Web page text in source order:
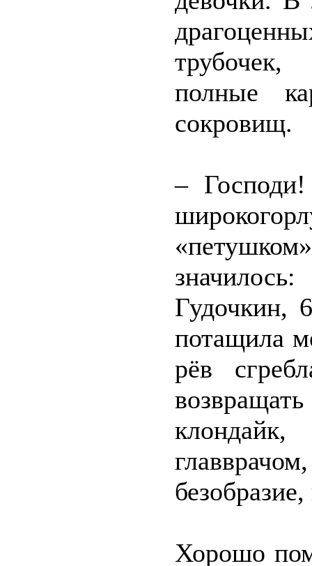
полные
сокровищ.
–
Гудочкин,
потащила
рёв
Хорошо